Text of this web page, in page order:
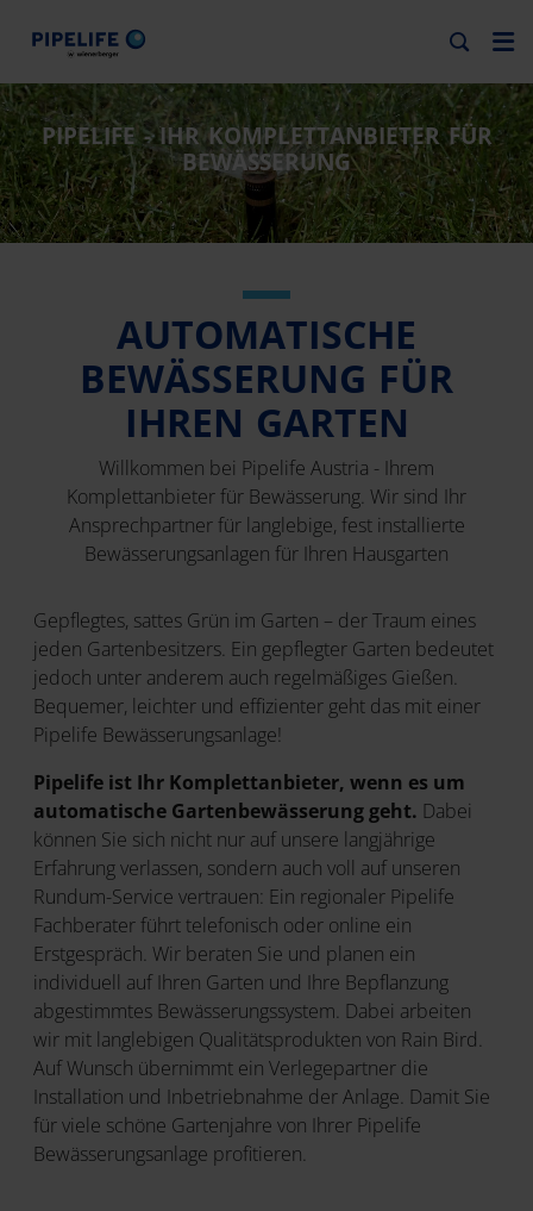
PIPELIFE - IHR KOMPLETTANBIETER FÜR
BEWÄSSERUNG
AUTOMATISCHE
BEWÄSSERUNG FÜR
IHREN GARTEN
Willkommen bei Pipelife Austria - Ihrem
Komplettanbieter für Bewässerung. Wir sind Ihr
Ansprechpartner für langlebige, fest installierte
Bewässerungsanlagen für Ihren Hausgarten
Gepflegtes, sattes Grün im Garten – der Traum eines
jeden Gartenbesitzers. Ein gepflegter Garten bedeutet
jedoch unter anderem auch regelmäßiges Gießen.
Bequemer, leichter und effizienter geht das mit einer
Pipelife Bewässerungsanlage!
Pipelife ist Ihr Komplettanbieter, wenn es um
automatische Gartenbewässerung geht. Dabei
können Sie sich nicht nur auf unsere langjährige
Erfahrung verlassen, sondern auch voll auf unseren
Rundum-Service vertrauen: Ein regionaler Pipelife
Fachberater führt telefonisch oder online ein
Erstgespräch. Wir beraten Sie und planen ein
individuell auf Ihren Garten und Ihre Bepflanzung
abgestimmtes Bewässerungssystem. Dabei arbeiten
wir mit langlebigen Qualitätsprodukten von Rain Bird.
Auf Wunsch übernimmt ein Verlegepartner die
Installation und Inbetriebnahme der Anlage. Damit Sie
für viele schöne Gartenjahre von Ihrer Pipelife
Bewässerungsanlage profitieren.